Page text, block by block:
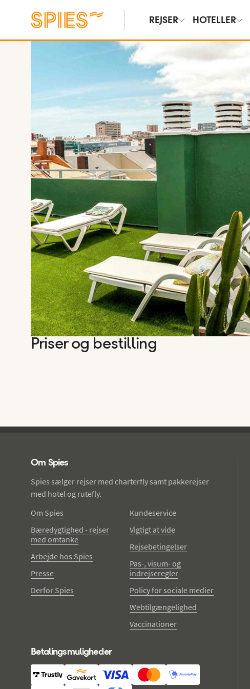
REJSER HOTELLER
Priser og bestilling
Om Spies
Spies sælger rejser med charterfly samt pakkerejser
med hotel og rutefly.
Om Spies
Bæredygtighed - rejser
med omtanke
Arbejde hos Spies
Presse
Derfor Spies
Kundeservice
Vigtigt at vide
Rejsebetingelser
Pas-, visum- og
indrejseregler
Policy for sociale medier
Webtilgængelighed
Vaccinationer
Betalingsmuligheder